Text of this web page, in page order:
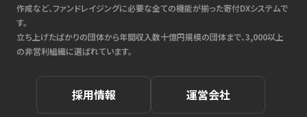
作成など、ファンドレイジングに必要な全ての機能が揃った寄付DXシステムで
す。
立ち上げたばかりの団体から年間収入数十億円規模の団体まで、3,000以上
の非営利組織に選ばれています。
採用情報 運営会社